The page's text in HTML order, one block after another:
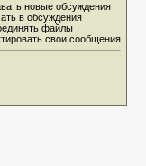
новые обсуждения
в обсуждения
файлы
свои сообщения